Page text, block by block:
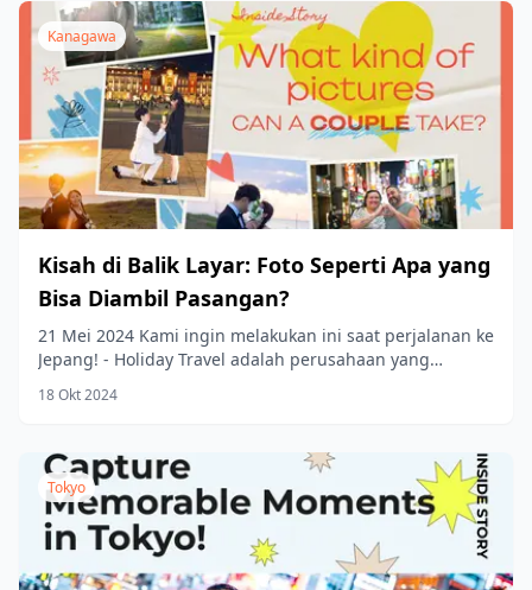
Kanagawa
Kisah di Balik Layar: Foto Seperti Apa yang
Bisa Diambil Pasangan?
21 Mei 2024 Kami ingin melakukan ini saat perjalanan ke
Jepang! - Holiday Travel adalah perusahaan yang
18 Okt 2024
Tokyo